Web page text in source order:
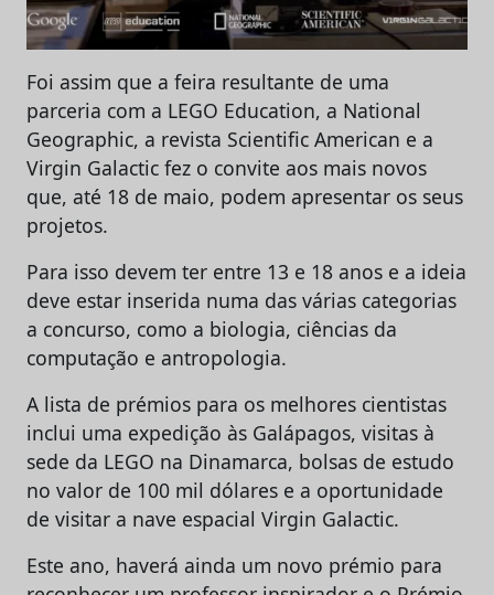
Foi assim que a feira resultante de uma
parceria com a LEGO Education, a National
Geographic, a revista Scientific American e a
Virgin Galactic fez o convite aos mais novos
que, até 18 de maio, podem apresentar os seus
projetos.
Para isso devem ter entre 13 e 18 anos e a ideia
deve estar inserida numa das várias categorias
a concurso, como a biologia, ciências da
computação e antropologia.
A lista de prémios para os melhores cientistas
inclui uma expedição às Galápagos, visitas à
sede da LEGO na Dinamarca, bolsas de estudo
no valor de 100 mil dólares e a oportunidade
de visitar a nave espacial Virgin Galactic.
Este ano, haverá ainda um novo prémio para